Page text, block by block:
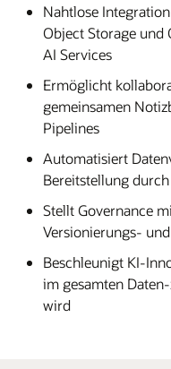
Nahtlose
Object Storage und
AI Services
Ermöglicht
gemeinsamen
Pipelines
Automatisiert
Bereitstellung
Stellt Governance
Versionierungs-
Beschleunigt KI-
im gesamten
wird